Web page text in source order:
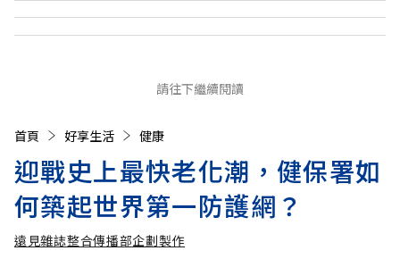
請往下繼續閱讀
首頁 好享生活 健康
迎戰史上最快老化潮，健保署如
何築起世界第一防護網？
遠見雜誌整合傳播部企劃製作